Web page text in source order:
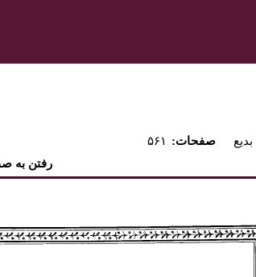
۵۶۱ :صفحات
رفتن به